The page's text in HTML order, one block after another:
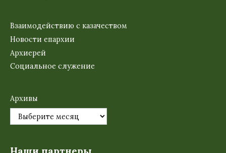
Взаимодействию с казачеством
Новости епархии
Архиерей
Социальное служение
Архивы